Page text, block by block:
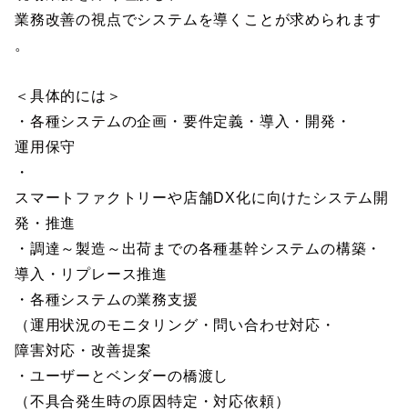
業務改善の視点でシステムを導くことが求められます
。
＜具体的には＞
・各種システムの企画・要件定義・導入・開発・
運用保守
・
スマートファクトリーや店舗DX化に向けたシステム開
発・推進
・調達～製造～出荷までの各種基幹システムの構築・
導入・リプレース推進
・各種システムの業務支援
（運用状況のモニタリング・問い合わせ対応・
障害対応・改善提案
・ユーザーとベンダーの橋渡し
（不具合発生時の原因特定・対応依頼）